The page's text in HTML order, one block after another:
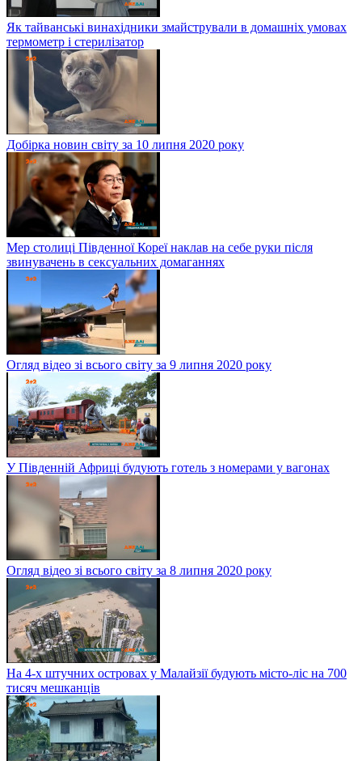
Як тайванські винахідники змайстрували в домашніх умовах
термометр і стерилізатор
Добірка новин світу за 10 липня 2020 року
Мер столиці Південної Кореї наклав на себе руки після
звинувачень в сексуальних домаганнях
Огляд відео зі всього світу за 9 липня 2020 року
У Південній Африці будують готель з номерами у вагонах
Огляд відео зі всього світу за 8 липня 2020 року
На 4-х штучних островах у Малайзії будують місто-ліс на 700
тисяч мешканців